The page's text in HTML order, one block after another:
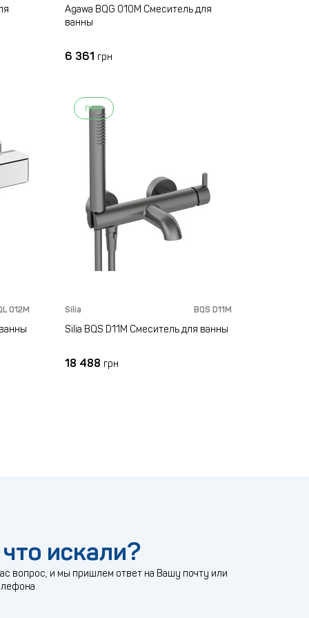
Agawa BQG 010M Смеситель для
ванны
6 361 грн
012M
new
Silia BQS D11M
Silia BQS D11M Смеситель для ванны
18 488 грн
искали?
вопрос, и мы пришлем ответ на Вашу почту или